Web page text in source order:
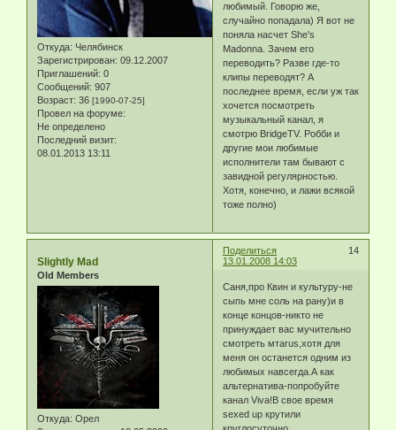
Откуда: Челябинск
Зарегистрирован: 09.12.2007
Приглашений: 0
Сообщений: 907
Возраст: 36 [1990-07-25]
Провел на форуме:
Не определено
Последний визит:
08.01.2013 13:11
любимый. Говорю же,
случайно попадала) Я вот не
поняла насчет She's
Madonna. Зачем его
переводить? Разве где-то
клипы переводят? А
последнее время, если уж так
хочется посмотреть
музыкальный канал, я
смотрю BridgeTV. Робби и
другие мои любимые
исполнители там бывают с
завидной регулярностью.
Хотя, конечно, и лажи всякой
тоже полно)
Поделиться
14
13.01.2008 14:03
Slightly Mad
Old Members
Откуда: Орел
Саня,про Квин и культуру-не
сыпь мне соль на рану)и в
конце концов-никто не
принуждает вас мучительно
смотреть мтаrus,хотя для
меня он останется одним из
любимых навсегда.А как
альтернатива-попробуйте
канал Viva!В свое время
sеxеd up крутили